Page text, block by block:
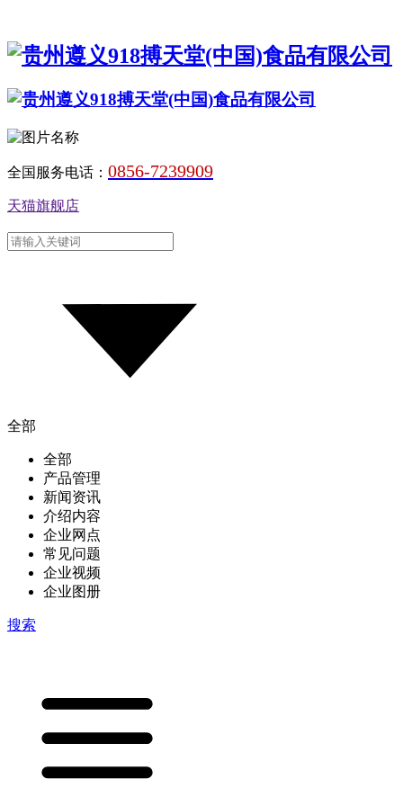
全国服务电话： 0856-7239909
天猫旗舰店
全部
全部
产品管理
新闻资讯
介绍内容
企业网点
常见问题
企业视频
企业图册
搜索